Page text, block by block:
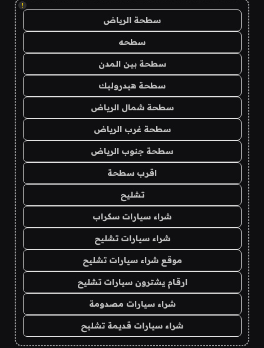
!
سطحة الرياض
سطحه
سطحة بين المدن
سطحة هيدروليك
سطحة شمال الرياض
سطحة غرب الرياض
سطحة جنوب الرياض
اقرب سطحة
تشليح
شراء سيارات سكراب
شراء سيارات تشليح
موقع شراء سيارات تشليح
ارقام يشترون سيارات تشليح
شراء سيارات مصدومة
شراء سيارات قديمة تشليح